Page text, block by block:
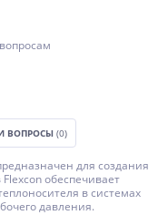
ВОПРОСЫ (0)
для создания
обеспечивает
в системах
давления.